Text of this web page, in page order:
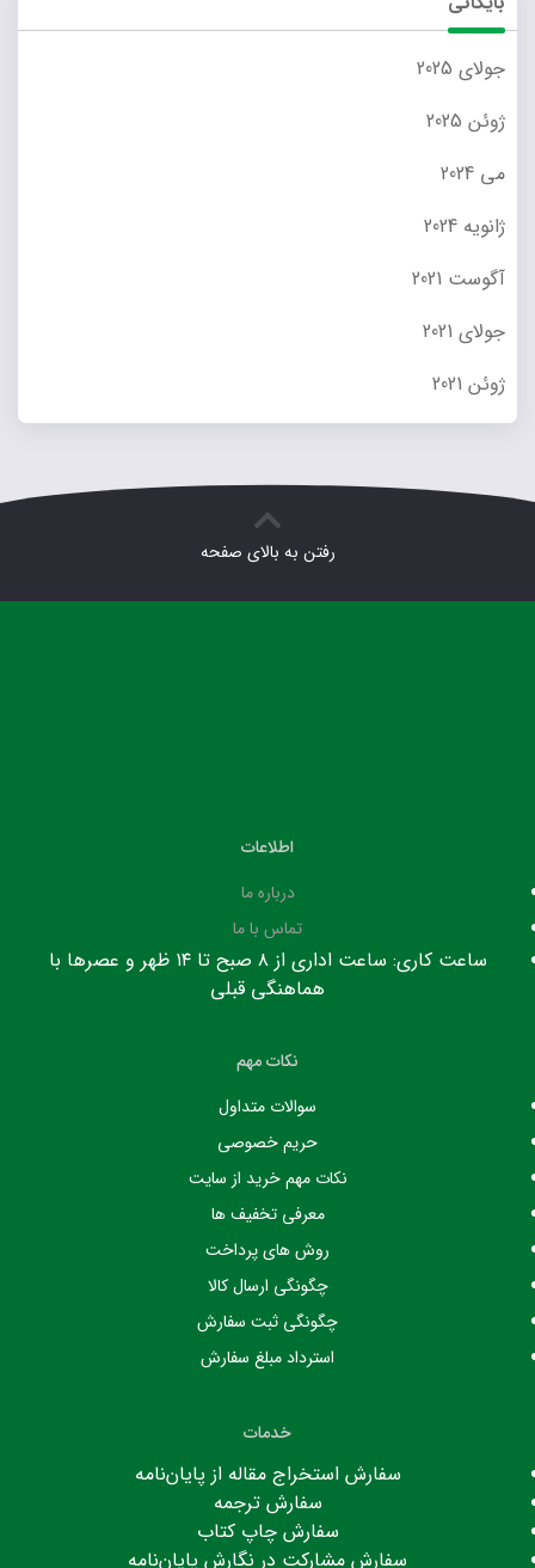
جولای 2025
ژوئن 2025
می 2024
ژانویه 2024
آگوست 2021
جولای 2021
ژوئن 2021
رفتن به بالای صفحه
اطلاعات
درباره ما
تماس با ما
ساعت کاری: ساعت اداری از ۸ صبح تا ۱۴ ظهر و عصرها با
هماهنگی قبلی
نکات مهم
سوالات متداول
حریم خصوصی
نکات مهم خرید از سایت
معرفی تخفیف ها
روش های پرداخت
چگونگی ارسال کالا
چگونگی ثبت سفارش
استرداد مبلغ سفارش
خدمات
سفارش استخراج مقاله از پایان‌نامه
سفارش ترجمه
سفارش چاپ کتاب
سفارش مشارکت در نگارش پایان‌نامه